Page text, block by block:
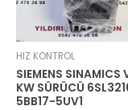
HIZ KONTROL
SIEMENS SINAMICS
KW SÜRÜCÜ
5BB17-5UV1